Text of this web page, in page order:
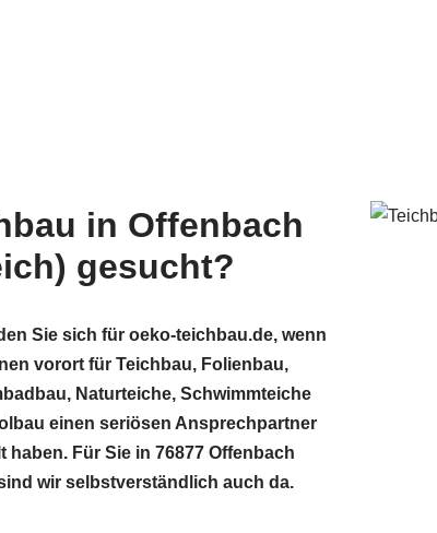
in Offenbach
gesucht?
Sie sich für oeko-teichbau.de, wenn
vorort für Teichbau, Folienbau,
Naturteiche, Schwimmteiche
einen seriösen Ansprechpartner
haben. Für Sie in 76877 Offenbach
wir selbstverständlich auch da.